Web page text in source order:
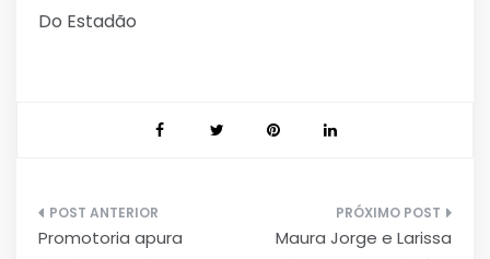
Do Estadão
Navegação
Promotoria apura
Maura Jorge e Larissa